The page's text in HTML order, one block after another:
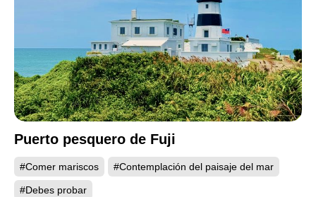
Puerto pesquero de Fuji
#Comer mariscos #Contemplación del paisaje del mar
#Debes probar